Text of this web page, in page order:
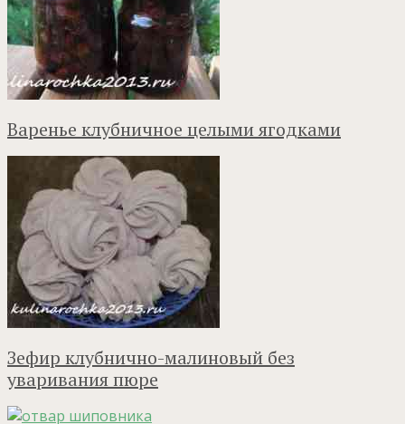
Варенье клубничное целыми ягодками
Зефир клубнично-малиновый без
уваривания пюре